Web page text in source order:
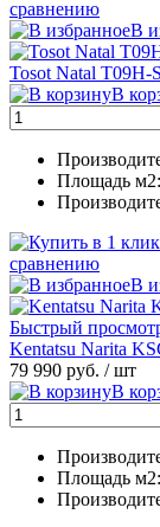
сравнению
В
Tosot Natal
В
Площадь
сравнению
В
Быстрый
Kentatsu Narita
79 990 руб. / шт
В
Площадь